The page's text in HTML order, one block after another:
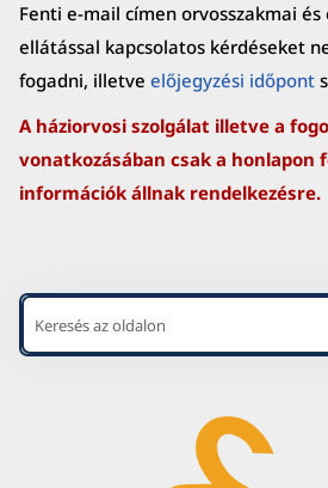
Fenti e-mail címen orvosszakmai és
ellátással kapcsolatos kérdéseket
fogadni, illetve előjegyzési időpont
A háziorvosi szolgálat illetve a
vonatkozásában csak a
információk állnak rendelkezésre.